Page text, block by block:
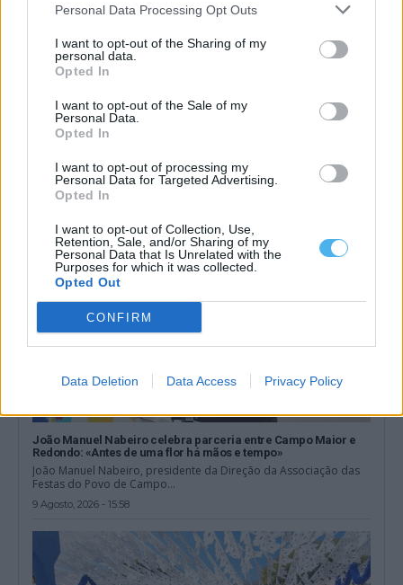
Personal Data Processing Opt Outs
I want to opt-out of the Sharing of my
personal data.
Opted In
I want to opt-out of the Sale of my
Personal Data.
Opted In
I want to opt-out of processing my
Personal Data for Targeted Advertising.
Opted In
I want to opt-out of Collection, Use,
Retention, Sale, and/or Sharing of my
Personal Data that Is Unrelated with the
Purposes for which it was collected.
Opted Out
CONFIRM
Data Deletion Data Access Privacy Policy
Autarca de Redondo vê ligação com Campo Maior como
caminho para promover o Alentejo: «Temos todas as
condições»
David Galego, presidente da Câmara Municipal de Redondo,
9 Agosto, 2026 - 16:15
João Manuel Nabeiro celebra parceria entre Campo Maior e
Redondo: «Antes de uma flor há mãos e tempo»
João Manuel Nabeiro, presidente da Direção da Associação das
Festas do Povo de Campo...
9 Agosto, 2026 - 15:58